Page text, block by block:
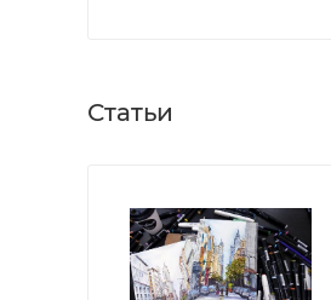
Статьи